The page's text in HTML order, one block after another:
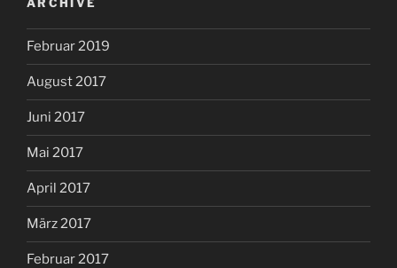
ARCHIVE
Februar 2019
August 2017
Juni 2017
Mai 2017
April 2017
März 2017
Februar 2017